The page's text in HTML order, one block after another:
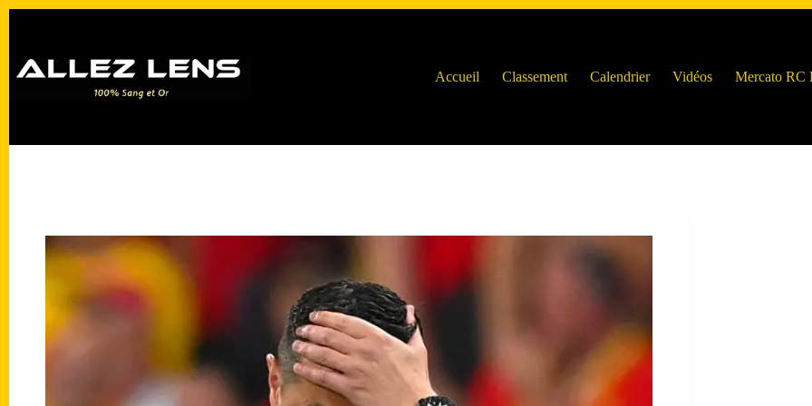
Accueil
Classement Calendrier Vidéos Mercato RC